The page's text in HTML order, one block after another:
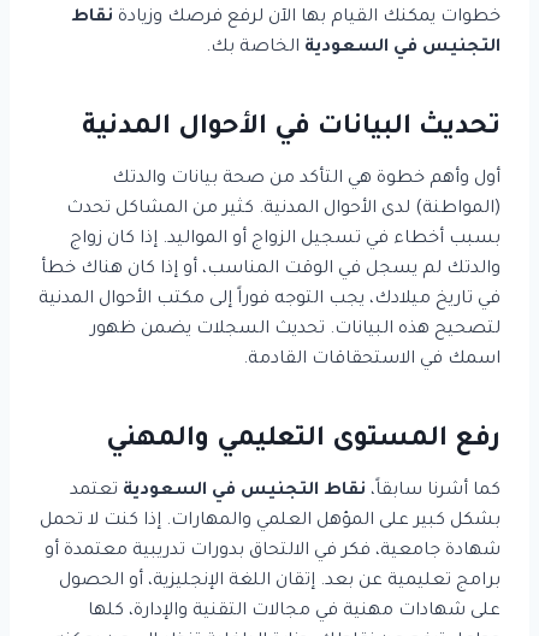
خطوات يمكنك القيام بها الآن لرفع فرصك وزيادة نقاط
التجنيس في السعودية الخاصة بك.
تحديث البيانات في الأحوال المدنية
أول وأهم خطوة هي التأكد من صحة بيانات والدتك
(المواطنة) لدى الأحوال المدنية. كثير من المشاكل تحدث
بسبب أخطاء في تسجيل الزواج أو المواليد. إذا كان زواج
والدتك لم يسجل في الوقت المناسب، أو إذا كان هناك خطأ
في تاريخ ميلادك، يجب التوجه فوراً إلى مكتب الأحوال المدنية
لتصحيح هذه البيانات. تحديث السجلات يضمن ظهور
اسمك في الاستحقاقات القادمة.
رفع المستوى التعليمي والمهني
كما أشرنا سابقاً، نقاط التجنيس في السعودية تعتمد
بشكل كبير على المؤهل العلمي والمهارات. إذا كنت لا تحمل
شهادة جامعية، فكر في الالتحاق بدورات تدريبية معتمدة أو
برامج تعليمية عن بعد. إتقان اللغة الإنجليزية، أو الحصول
على شهادات مهنية في مجالات التقنية والإدارة، كلها